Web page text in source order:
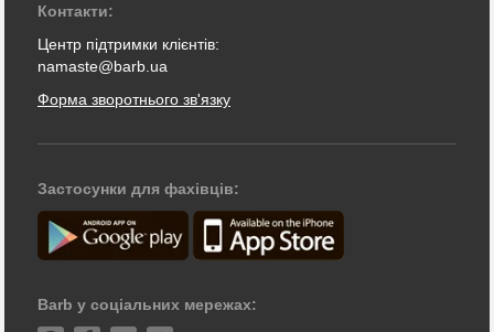
Контакти:
Центр підтримки клієнтів:
namaste@barb.ua
Форма зворотнього зв'язку
Застосунки для фахівців:
Barb у соціальних мережах: